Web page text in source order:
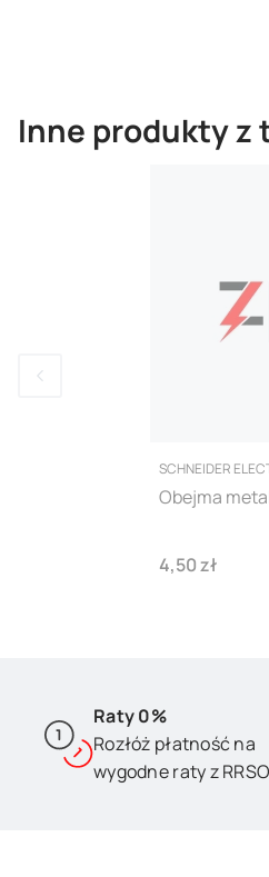
Inne produkty z
PRODUCENT
SCHNEIDER
Obejma
Cena
4,50 zł
Raty 0%
Rozłóż płatność na
wygodne raty z